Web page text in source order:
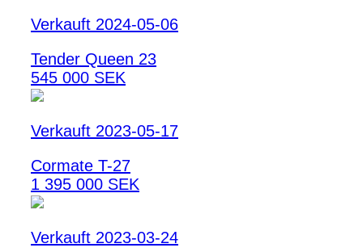
Verkauft 2024-05-06
Tender Queen 23
545 000 SEK
Verkauft 2023-05-17
Cormate T-27
1 395 000 SEK
Verkauft 2023-03-24